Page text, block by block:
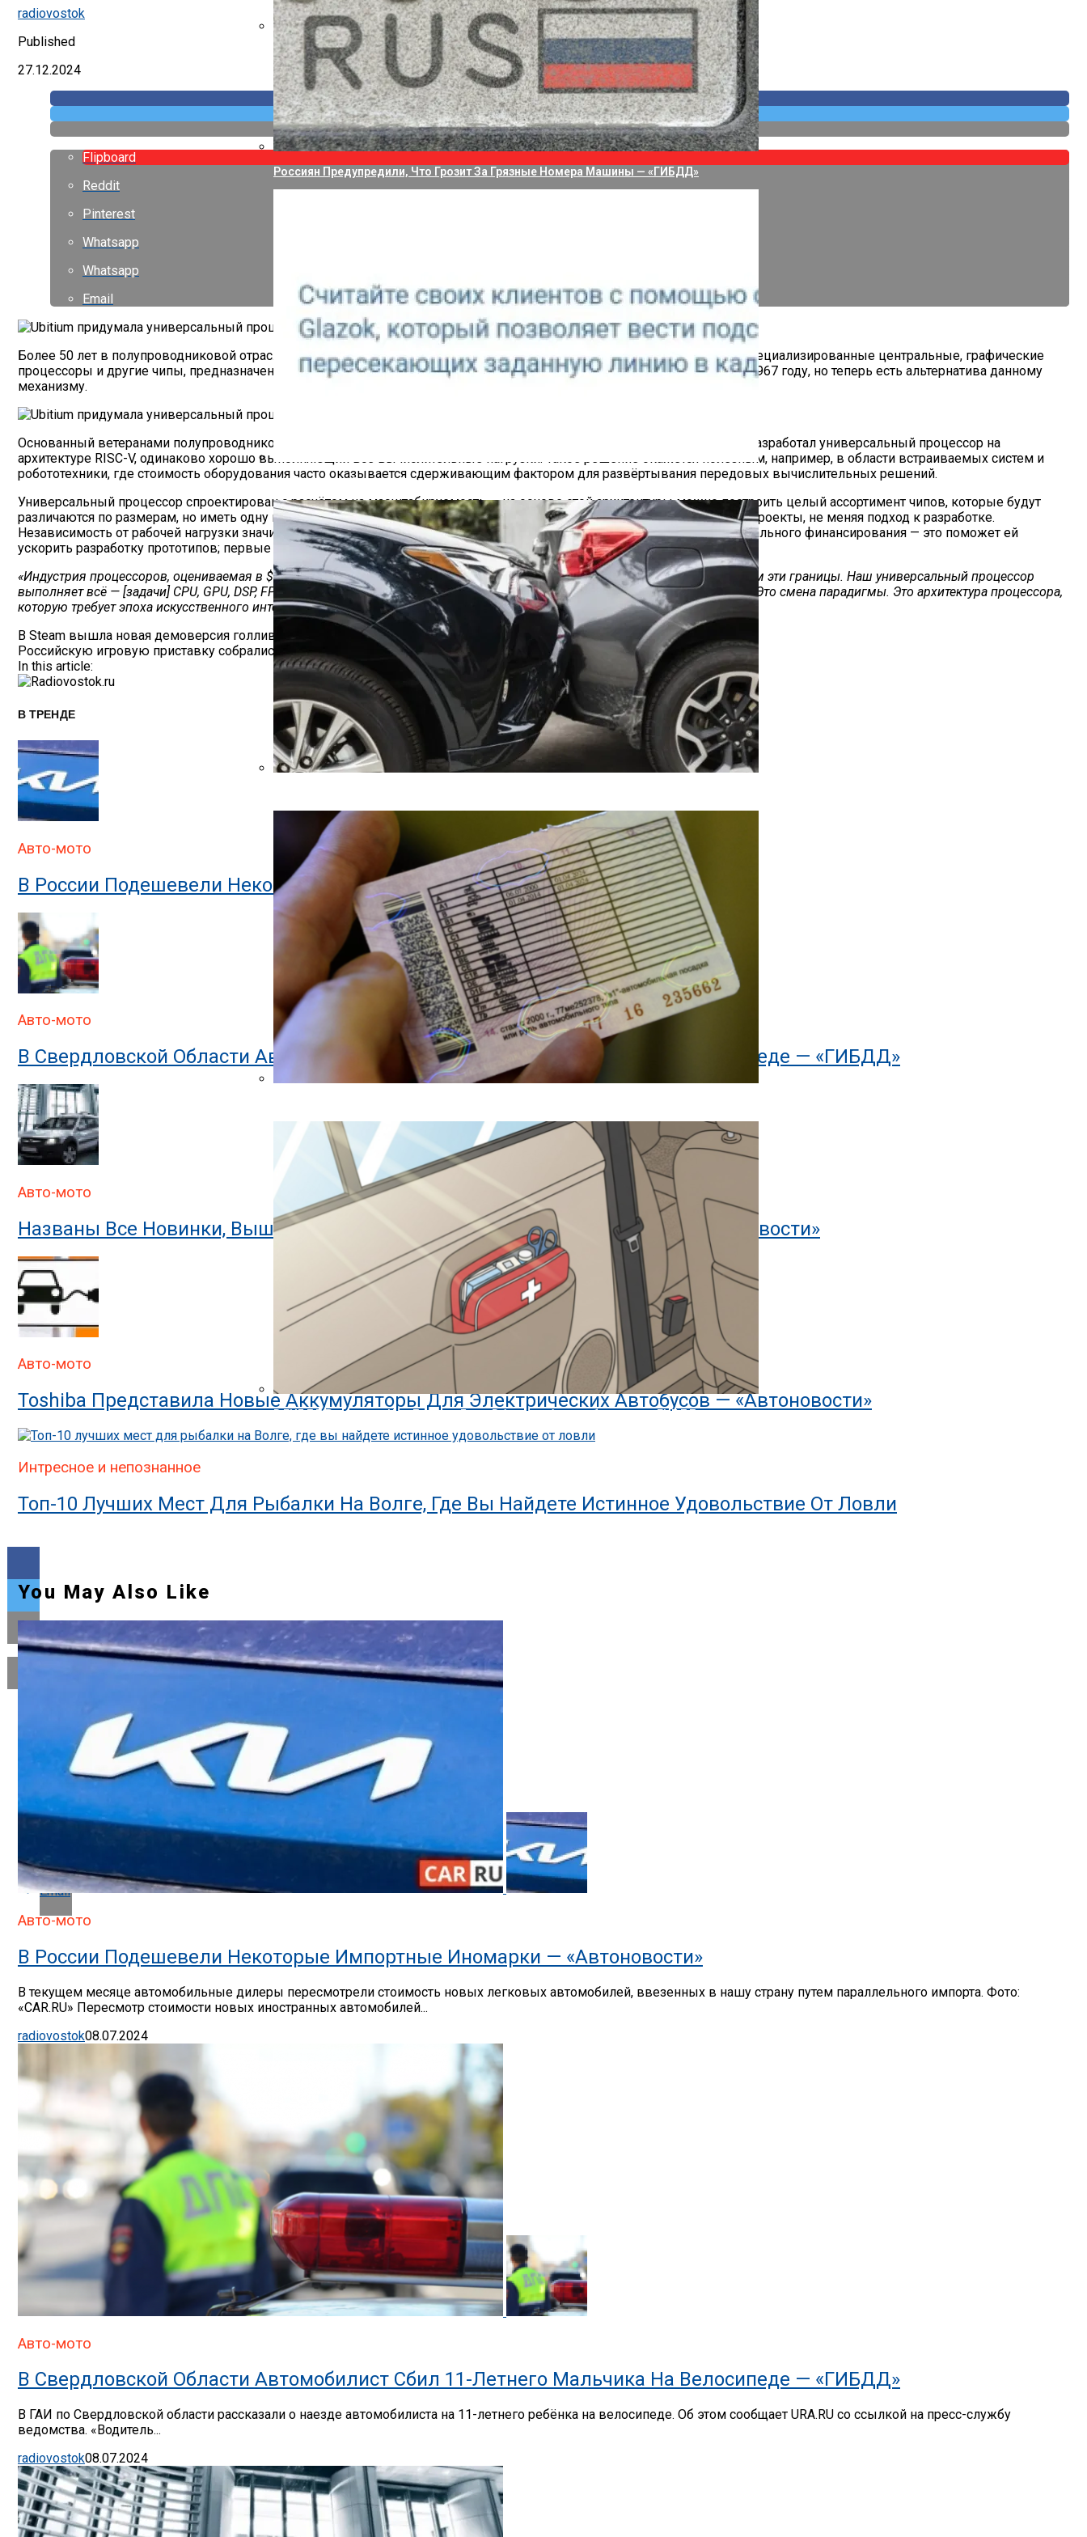
Canon Выпустила Приложение Для Стриминга С Нескольких Камер, Но Не Своих Собственных
Россиян Предупредили, Что Грозит За Грязные Номера Машины — «ГИБДД»
Как Работает Счетчик Посетителей Магазина
В ГИБДД Раскрыли, Что Должно Быть В Аптечке Автомобилиста — «ГИБДД»
radiovostok
Published
27.12.2024
Flipboard
Reddit
Pinterest
Whatsapp
Whatsapp
Email
Более 50 лет в полупроводниковой отрасли действует основанное на аппаратном алгоритме Томасуло разделение на специализированные центральные, графические
процессоры и другие чипы, предназначенные для определённых вычислительных задач. Его инициировала IBM ещё в 1967 году, но теперь есть альтернатива данному
механизму.
Основанный ветеранами полупроводниковой отрасли стартап Ubitium, который специализируется на разработке чипов, разработал универсальный процессор на
архитектуре RISC-V, одинаково хорошо выполняющий все вычислительные нагрузки. Такое решение окажется полезным, например, в области встраиваемых систем и
робототехники, где стоимость оборудования часто оказывается сдерживающим фактором для развёртывания передовых вычислительных решений.
Универсальный процессор спроектирован с расчётом на масштабируемость — на основе этой архитектуры можно построить целый ассортимент чипов, которые будут
различаются по размерам, но иметь одну микроархитектуру и программный стек. Разработчики смогут расширять свои проекты, не меняя подход к разработке.
Независимость от рабочей нагрузки значительно упрощает требования к оборудованию. Ubitium привлекла $3,7 млн начального финансирования — это поможет ей
ускорить разработку прототипов; первые коммерческие модели могут выйти к 2026 году.
«Индустрия процессоров, оцениваемая в $500 млрд, построена с границами между вычислительными задачами. Мы сотрём эти границы. Наш универсальный процессор
выполняет всё — [задачи] CPU, GPU, DSP, FPGA — на одном чипе, одной архитектуре. Это не очередное усовершенствование. Это смена парадигмы. Это архитектура процессора,
которую требует эпоха искусственного интеллекта», — заявил гендиректор Ubitium Хён Шин Чо (Hyun Shin Cho).
Навигация
По
В Steam вышла новая демоверсия голливудской стратегии Hollywood Animal от авторов This is the Police
Российскую игровую приставку собрались построить на процессоре «Эльбрус», для которого не существует игр
In this article:
В ТРЕНДЕ
Авто-мото
В России Подешевели Некоторые Импортные Иномарки — «Автоновости»
Авто-мото
В Свердловской Области Автомобилист Сбил 11-Летнего Мальчика На Велосипеде — «ГИБДД»
Авто-мото
Названы Все Новинки, Вышедшие На Российский Авторынок В Июне — «Автоновости»
Авто-мото
Toshiba Представила Новые Аккумуляторы Для Электрических Автобусов — «Автоновости»
Интресное и непознанное
Топ-10 Лучших Мест Для Рыбалки На Волге, Где Вы Найдете Истинное Удовольствие От Ловли
Pinterest
Whatsapp
Email
You May Also Like
Авто-мото
В России Подешевели Некоторые Импортные Иномарки — «Автоновости»
В текущем месяце автомобильные дилеры пересмотрели стоимость новых легковых автомобилей, ввезенных в нашу страну путем параллельного импорта. Фото:
«CAR.RU» Пересмотр стоимости новых иностранных автомобилей...
radiovostok08.07.2024
Авто-мото
В Свердловской Области Автомобилист Сбил 11-Летнего Мальчика На Велосипеде — «ГИБДД»
В ГАИ по Свердловской области рассказали о наезде автомобилиста на 11-летнего ребёнка на велосипеде. Об этом сообщает URA.RU со ссылкой на пресс-службу
ведомства. «Водитель...
radiovostok08.07.2024